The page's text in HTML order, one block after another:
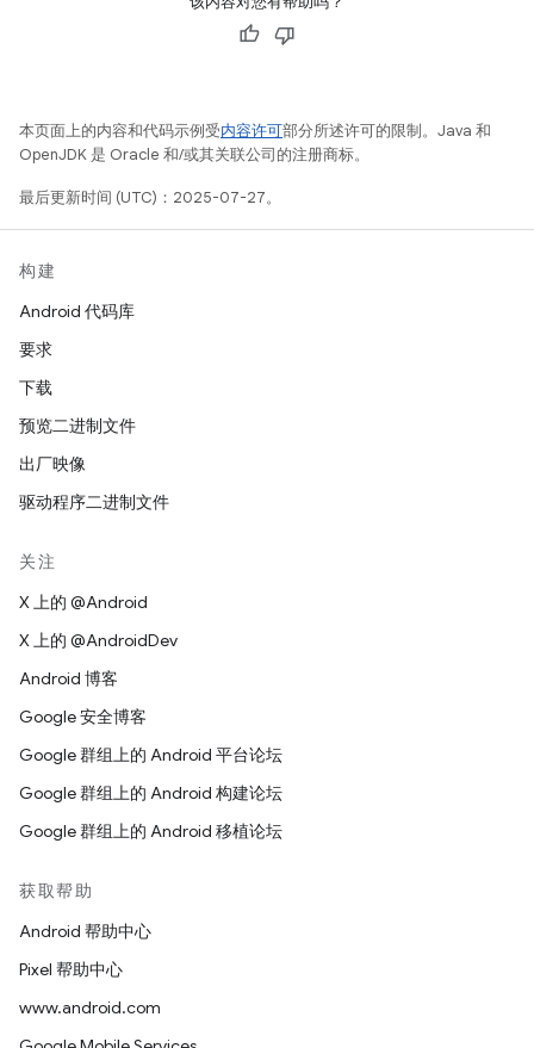
本页面上的内容和代码示例受内容许可部分所述许可的限制。Java 和
OpenJDK 是 Oracle 和/或其关联公司的注册商标。
最后更新时间 (UTC)：2025-07-27。
构建
Android 代码库
要求
下载
预览二进制文件
出厂映像
驱动程序二进制文件
关注
X 上的 @Android
X 上的 @AndroidDev
Android 博客
Google 安全博客
Google 群组上的 Android 平台论坛
Google 群组上的 Android 构建论坛
Google 群组上的 Android 移植论坛
获取帮助
Android 帮助中心
Pixel 帮助中心
www.android.com